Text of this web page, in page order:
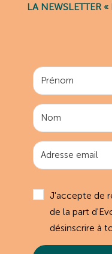
LA NEWSLETTER «
J'accepte de
de la part
désinscrire à